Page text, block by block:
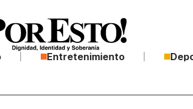
Entretenimiento